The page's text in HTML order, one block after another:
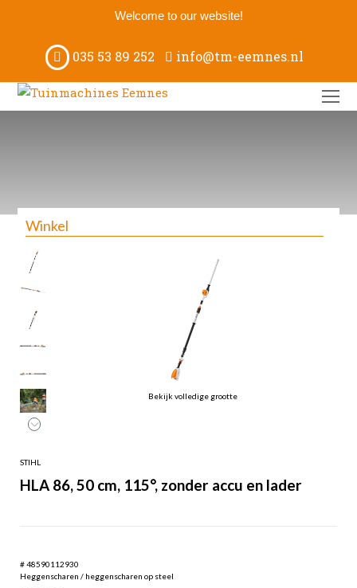
Welcome to our website!
035 53 89 252 info@tm-eemnes.nl
Winkel
Bekijk volledige grootte
STIHL
HLA 86, 50 cm, 115°, zonder accu en lader
# 48590112930
Heggenscharen / heggenscharen op steel